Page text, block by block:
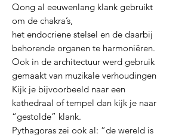
Qong al eeuwenlang klank gebruikt
om de chakra’s,
het endocriene stelsel en de daarbij
behorende organen te harmoniëren.
Ook in de architectuur werd gebruik
gemaakt van muzikale verhoudingen
Kijk je bijvoorbeeld naar een
kathedraal of tempel dan kijk je naar
“gestolde” klank.
Pythagoras zei ook al: “de wereld is